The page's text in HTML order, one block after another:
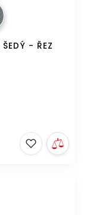
- ŘEZ